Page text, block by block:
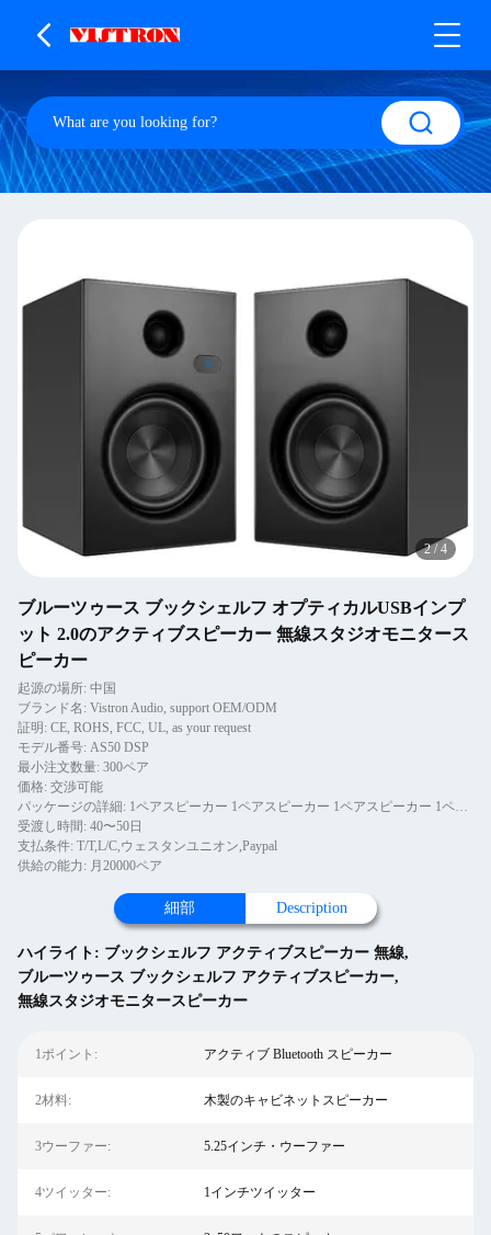
2/ 4
ブルーツゥース ブックシェルフ オプティカルUSBインプ
ット 2.0のアクティブスピーカー 無線スタジオモニタース
ピーカー
起源の場所: 中国
ブランド名: Vistron Audio, support OEM/ODM
証明: CE, ROHS, FCC, UL, as your request
モデル番号: AS50 DSP
最小注文数量: 300ペア
価格: 交渉可能
パッケージの詳細: 1ペアスピーカー 1ペアスピーカー 1ペアスピーカー 1ペアスピーカー
受渡し時間: 40〜50日
支払条件: T/T,L/C,ウェスタンユニオン,Paypal
供給の能力: 月20000ペア
細部 Description
ハイライト: ブックシェルフ アクティブスピーカー 無線,
ブルーツゥース ブックシェルフ アクティブスピーカー,
無線スタジオモニタースピーカー
1ポイント: アクティブ Bluetooth スピーカー
2材料: 木製のキャビネットスピーカー
3ウーファー: 5.25インチ・ウーファー
4ツイッター: 1インチツイッター